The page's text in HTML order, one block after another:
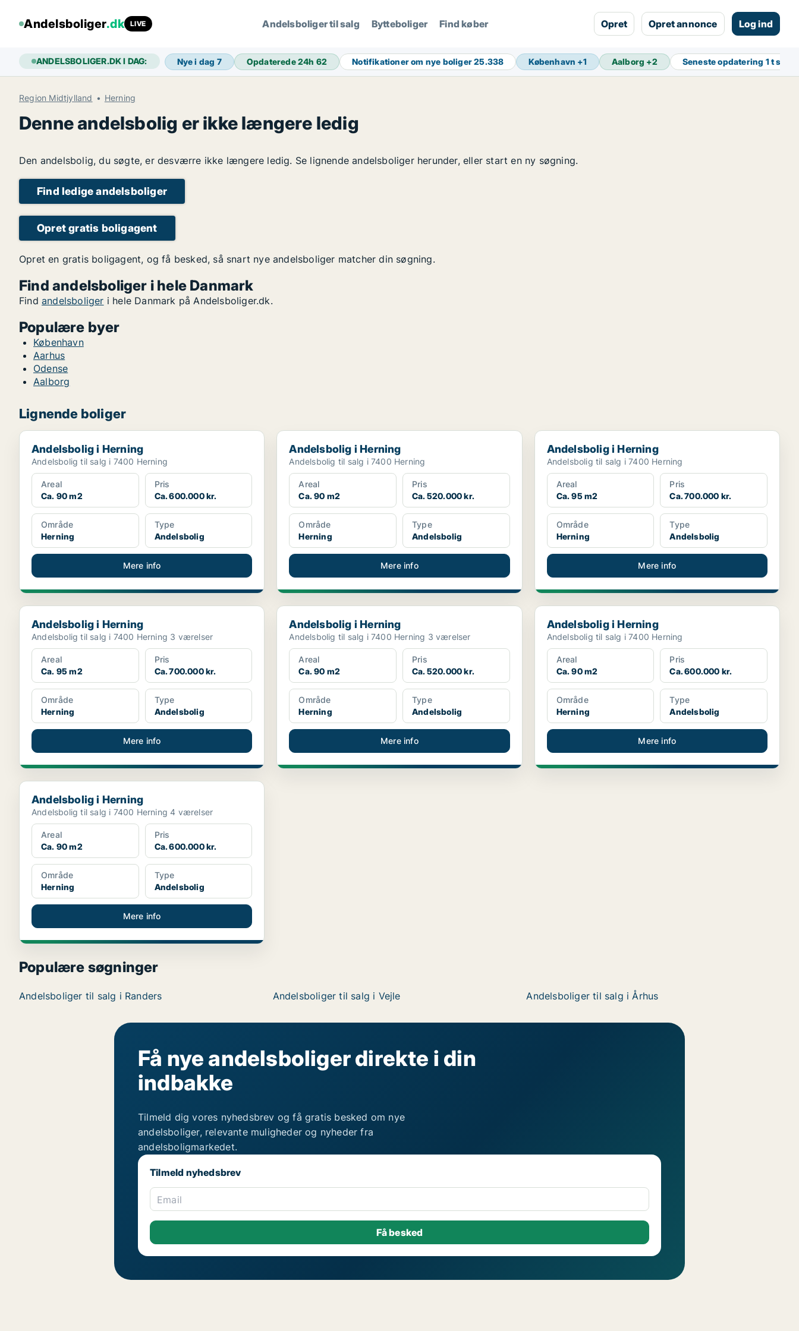
Andelsboliger.dk LIVE Andelsboliger til salg Bytteboliger Find køber Opret Opret annonce Log ind
ANDELSBOLIGER.DK I DAG: Nye i dag 7 Opdaterede 24h 62 Notifikationer om nye boliger25.338 København +1 Aalborg +2 Seneste opdatering 1 t siden
Region Midtjylland Herning
Denne andelsbolig er ikke længere ledig
Den andelsbolig, du søgte, er desværre ikke længere ledig. Se lignende andelsboliger herunder, eller start en ny søgning.
Find ledige andelsboliger
Opret gratis boligagent
Opret en gratis boligagent, og få besked, så snart nye andelsboliger matcher din søgning.
Find andelsboliger i hele Danmark
Find andelsboliger i hele Danmark på Andelsboliger.dk.
Populære byer
København
Aarhus
Odense
Aalborg
Lignende boliger
Andelsbolig i Herning
Andelsbolig i Herning
Andelsbolig til salg i 7400 Herning
Areal
Ca. 90 m2
Pris
Ca. 600.000 kr.
Område
Herning
Type
Andelsbolig
Mere info
Andelsbolig i Herning
Andelsbolig i Herning
Andelsbolig til salg i 7400 Herning
Areal
Ca. 90 m2
Pris
Ca. 520.000 kr.
Område
Herning
Type
Andelsbolig
Mere info
Andelsbolig i Herning
Andelsbolig i Herning
Andelsbolig til salg i 7400 Herning
Areal
Ca. 95 m2
Pris
Ca. 700.000 kr.
Område
Herning
Type
Andelsbolig
Mere info
Andelsbolig i Herning
Andelsbolig i Herning
Andelsbolig til salg i 7400 Herning 3 værelser
Areal
Ca. 95 m2
Pris
Ca. 700.000 kr.
Område
Herning
Type
Andelsbolig
Mere info
Andelsbolig i Herning
Andelsbolig i Herning
Andelsbolig til salg i 7400 Herning 3 værelser
Areal
Ca. 90 m2
Pris
Ca. 520.000 kr.
Område
Herning
Type
Andelsbolig
Mere info
Andelsbolig i Herning
Andelsbolig i Herning
Andelsbolig til salg i 7400 Herning
Areal
Ca. 90 m2
Pris
Ca. 600.000 kr.
Område
Herning
Type
Andelsbolig
Mere info
Andelsbolig i Herning
Andelsbolig i Herning
Andelsbolig til salg i 7400 Herning 4 værelser
Areal
Ca. 90 m2
Pris
Ca. 600.000 kr.
Område
Herning
Type
Andelsbolig
Mere info
Populære søgninger
Andelsboliger til salg i Randers Andelsboliger til salg i Vejle Andelsboliger til salg i Århus
Få nye andelsboliger direkte i din
indbakke
Tilmeld dig vores nyhedsbrev og få gratis besked om nye
andelsboliger, relevante muligheder og nyheder fra
andelsboligmarkedet.
Tilmeld nyhedsbrev
Email